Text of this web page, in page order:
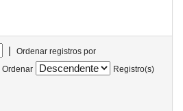
|
Ordenar registros por
Ordenar
Registro(s)